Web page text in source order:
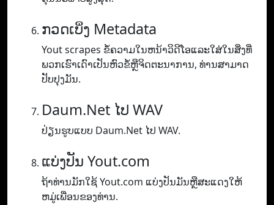
ກວດເບິ່ງ Metadata
Yout scrapes ຂໍ້ຄວາມໃນຫນ້າວິດີໂອແລະໃສ່ໃນສິ່ງທີ່
ພວກເຮົາເດົາເປັນຫົວຂໍ້ຫຼືຈິດຕະນາການ, ທ່ານສາມາດ
ປັບປຸງມັນ.
Daum.Net ໄປ WAV
ປ່ຽນຮູບແບບ Daum.Net ໄປ WAV.
ແບ່ງປັນ Yout.com
ຖ້າທ່ານມັກໃຊ້ Yout.com ແບ່ງປັນມັນຫຼືສະແດງໃຫ້
ຫມູ່ເພື່ອນຂອງທ່ານ.